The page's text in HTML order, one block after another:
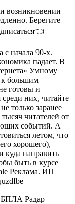
возникновении
Берегите
с начала 90-х.
падает. В
Умному
к большим
готовы и
среди них, читайте
только заранее
читателей от
событий. А
летом, что
хорошего),
куда направить
быть в курсе
Реклама. ИП
БПЛА Радар